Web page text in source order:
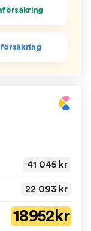
41 045 kr
22 093 kr
18 952 kr